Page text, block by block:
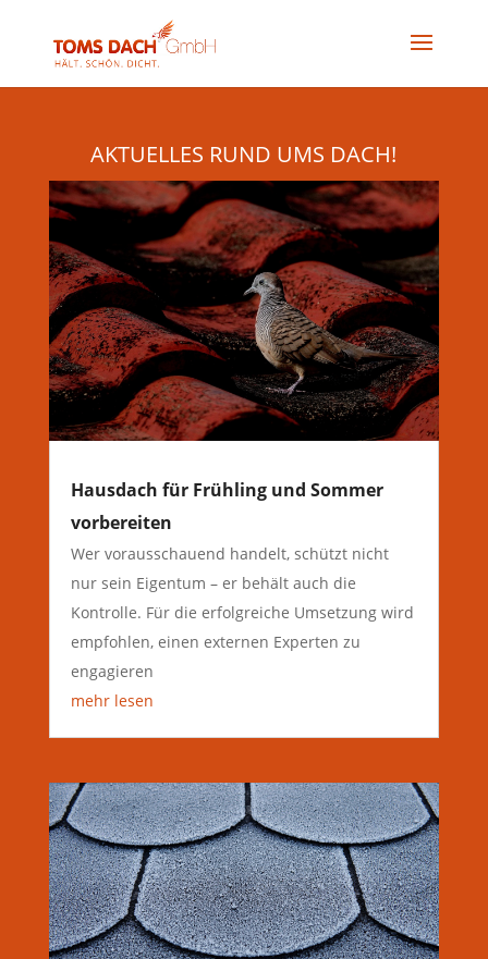
AKTUELLES RUND UMS DACH!
Hausdach für Frühling und Sommer
vorbereiten
Wer vorausschauend handelt, schützt nicht
nur sein Eigentum – er behält auch die
Kontrolle. Für die erfolgreiche Umsetzung wird
empfohlen, einen externen Experten zu
engagieren
mehr lesen